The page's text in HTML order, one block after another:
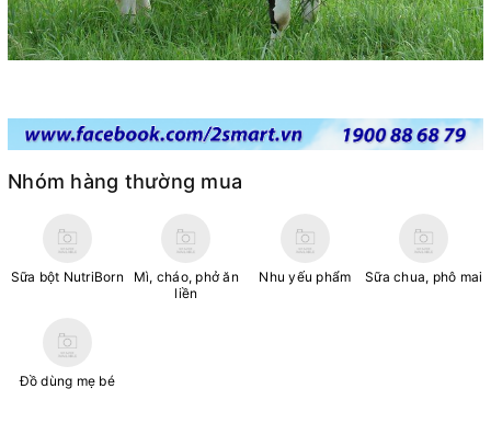
Nhóm hàng thường mua
Sữa bột NutriBorn
Mì, cháo, phở ăn
liền
Nhu yếu phẩm Sữa chua, phô mai
Đồ dùng mẹ bé